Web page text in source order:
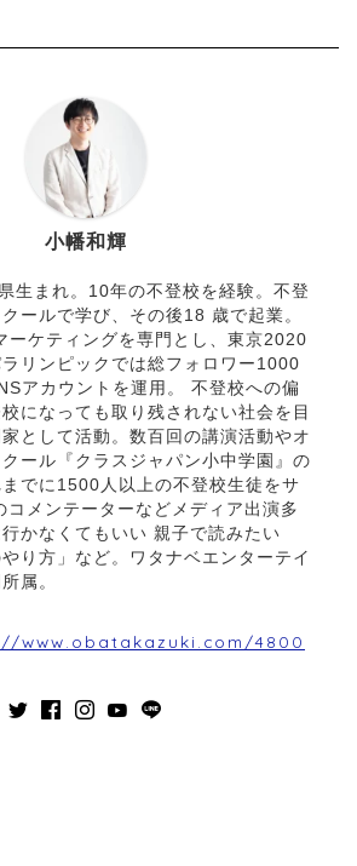
小幡和輝
生まれ。10年の不登校を経験。不登
ールで学び、その後18 歳で起業。
ーケティングを専門とし、東京2020
リンピックでは総フォロワー1000
アカウントを運用。 不登校への偏
になっても取り残されない社会を目
として活動。数百回の講演活動やオ
ール『クラスジャパン小中学園』の
でに1500人以上の不登校生徒をサ
コメンテーターなどメディア出演多
かなくてもいい 親子で読みたい
やり方」など。ワタナベエンターテイ
属。
www.obatakazuki.com/4800